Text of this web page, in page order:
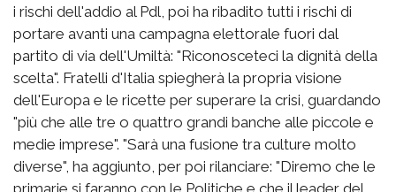
i rischi dell'addio al Pdl, poi ha ribadito tutti i rischi di
portare avanti una campagna elettorale fuori dal
partito di via dell'Umiltà: "Riconosceteci la dignità della
scelta". Fratelli d'Italia spiegherà la propria visione
dell'Europa e le ricette per superare la crisi, guardando
"più che alle tre o quattro grandi banche alle piccole e
medie imprese". "Sarà una fusione tra culture molto
diverse", ha aggiunto, per poi rilanciare: "Diremo che le